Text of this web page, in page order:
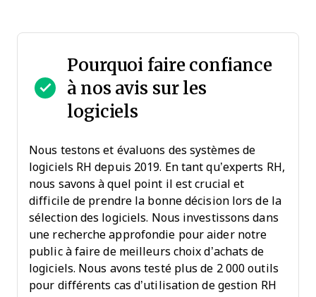
Pourquoi faire confiance
à nos avis sur les
logiciels
Nous testons et évaluons des systèmes de
logiciels RH depuis 2019. En tant qu’experts RH,
nous savons à quel point il est crucial et
difficile de prendre la bonne décision lors de la
sélection des logiciels. Nous investissons dans
une recherche approfondie pour aider notre
public à faire de meilleurs choix d’achats de
logiciels. Nous avons testé plus de 2 000 outils
pour différents cas d’utilisation de gestion RH